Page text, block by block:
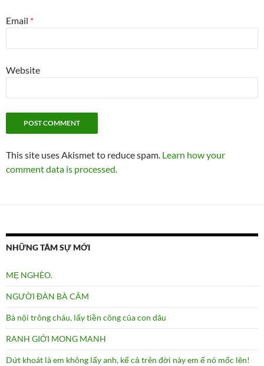
Email *
Website
This site uses Akismet to reduce spam. Learn how your
comment data is processed.
NHỮNG TÂM SỰ MỚI
MẸ NGHÈO.
NGƯỜI ĐÀN BÀ CÂM
Bà nội trông cháu, lấy tiền công của con dâu
RANH GIỚI MONG MANH
Dứt khoát là em không lấy anh, kể cả trên đời này em ế nó mốc lên!